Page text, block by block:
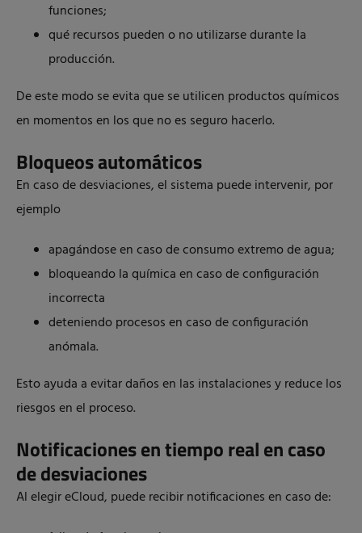
funciones;
qué recursos pueden o no utilizarse durante la
producción.
De este modo se evita que se utilicen productos químicos
en momentos en los que no es seguro hacerlo.
Bloqueos automáticos
En caso de desviaciones, el sistema puede intervenir, por
ejemplo
apagándose en caso de consumo extremo de agua;
bloqueando la química en caso de configuración
incorrecta
deteniendo procesos en caso de configuración
anómala.
Esto ayuda a evitar daños en las instalaciones y reduce los
riesgos en el proceso.
Notificaciones en tiempo real en caso
de desviaciones
Al elegir eCloud, puede recibir notificaciones en caso de: